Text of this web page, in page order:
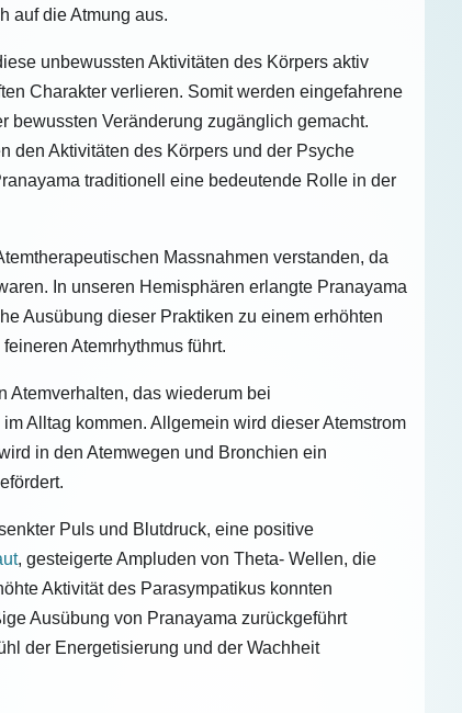
auf die Atmung aus.
unbewussten Aktivitäten des Körpers aktiv
Charakter verlieren. Somit werden eingefahrene
bewussten Veränderung zugänglich gemacht.
den Aktivitäten des Körpers und der Psyche
traditionell eine bedeutende Rolle in der
Massnahmen verstanden, da
In unseren Hemisphären erlangte Pranayama
Ausübung dieser Praktiken zu einem erhöhten
Atemrhythmus führt.
Atemverhalten, das wiederum bei
Alltag kommen. Allgemein wird dieser Atemstrom
in den Atemwegen und Bronchien ein
Puls und Blutdruck, eine positive
, gesteigerte Ampluden von Theta- Wellen, die
Aktivität des Parasympatikus konnten
Ausübung von Pranayama zurückgeführt
der Energetisierung und der Wachheit